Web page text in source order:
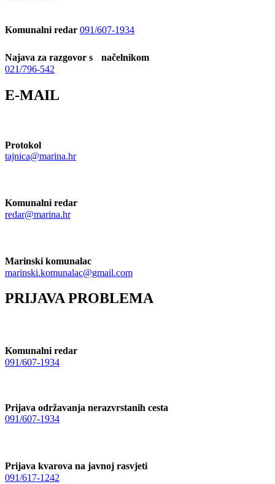
Komunalni redar 091/607-1934
Najava za razgovor s načelnikom
021/796-542
E-MAIL
Protokol
tajnica@marina.hr
Komunalni redar
redar@marina.hr
Marinski komunalac
marinski.komunalac@gmail.com
PRIJAVA PROBLEMA
Komunalni redar
091/607-1934
Prijava održavanja nerazvrstanih cesta
091/607-1934
Prijava kvarova na javnoj rasvjeti
091/617-1242